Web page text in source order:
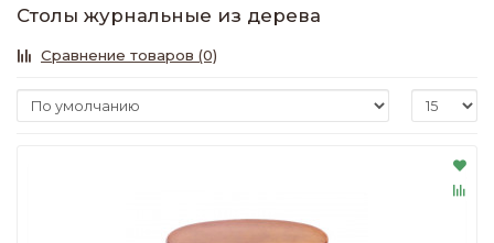
Столы журнальные из дерева
Сравнение товаров (0)